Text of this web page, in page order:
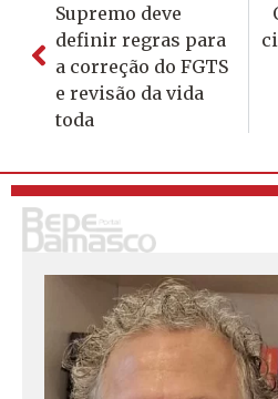
Supremo deve
definir regras para
a correção do FGTS
e revisão da vida
toda
o
u
j